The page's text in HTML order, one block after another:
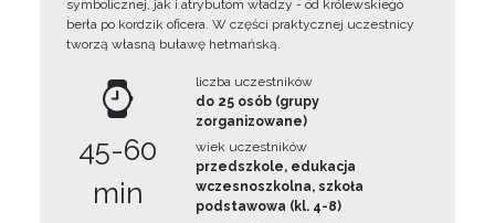
symbolicznej, jak i atrybutom władzy - od królewskiego
berła po kordzik oficera. W części praktycznej uczestnicy
tworzą własną buławę hetmańską.
45-60
min
liczba uczestników
do 25 osób (grupy
zorganizowane)
wiek uczestników
przedszkole, edukacja
wczesnoszkolna, szkoła
podstawowa (kl. 4-8)